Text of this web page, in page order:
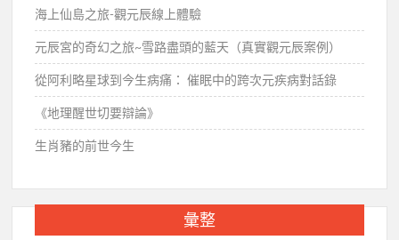
海上仙島之旅-觀元辰線上體驗
元辰宮的奇幻之旅~雪路盡頭的藍天（真實觀元辰案例）
從阿利略星球到今生病痛： 催眠中的跨次元疾病對話錄
《地理醒世切要辯論》
生肖豬的前世今生
彙整